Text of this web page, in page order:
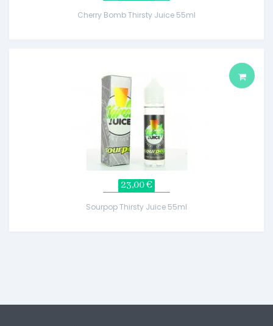
Cherry Bomb Thirsty Juice 55ml
23,00 €
Sourpop Thirsty Juice 55ml